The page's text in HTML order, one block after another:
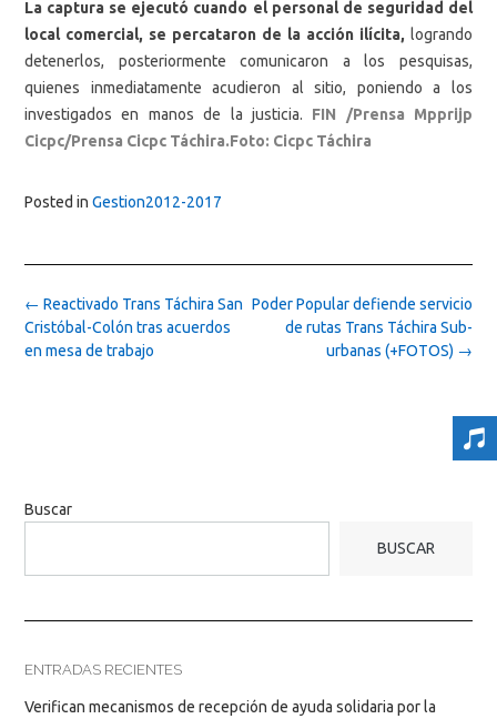
La captura se ejecutó cuando el personal de seguridad del
local comercial, se percataron de la acción ilícita, logrando
detenerlos, posteriormente comunicaron a los pesquisas,
quienes inmediatamente acudieron al sitio, poniendo a los
investigados en manos de la justicia. FIN /Prensa Mpprijp
Cicpc/Prensa Cicpc Táchira.Foto: Cicpc Táchira
Posted in Gestion2012-2017
Post
navigation
Poder Popular defiende servicio
de rutas Trans Táchira Sub-
urbanas (+FOTOS) →
← Reactivado Trans Táchira San
Cristóbal-Colón tras acuerdos
en mesa de trabajo
Buscar
BUSCAR
ENTRADAS RECIENTES
Verifican mecanismos de recepción de ayuda solidaria por la